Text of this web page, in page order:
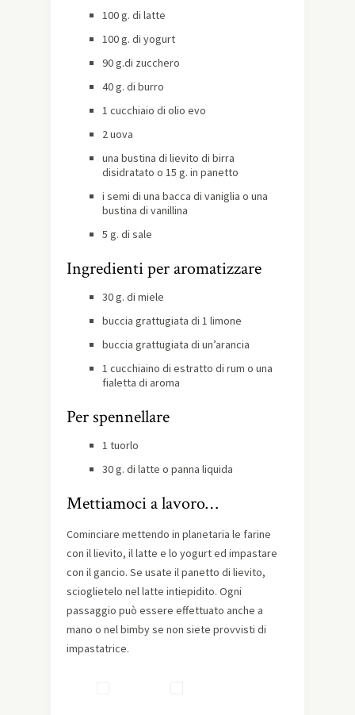
100 g. di latte
100 g. di yogurt
90 g.di zucchero
40 g. di burro
1 cucchiaio di olio evo
2 uova
una bustina di lievito di birra
disidratato o 15 g. in panetto
i semi di una bacca di vaniglia o una
bustina di vanillina
5 g. di sale
Ingredienti per aromatizzare
30 g. di miele
buccia grattugiata di 1 limone
buccia grattugiata di un’arancia
1 cucchiaino di estratto di rum o una
fialetta di aroma
Per spennellare
1 tuorlo
30 g. di latte o panna liquida
Mettiamoci a lavoro…
Cominciare mettendo in planetaria le farine
con il lievito, il latte e lo yogurt ed impastare
con il gancio. Se usate il panetto di lievito,
scioglietelo nel latte intiepidito. Ogni
passaggio può essere effettuato anche a
mano o nel bimby se non siete provvisti di
impastatrice.